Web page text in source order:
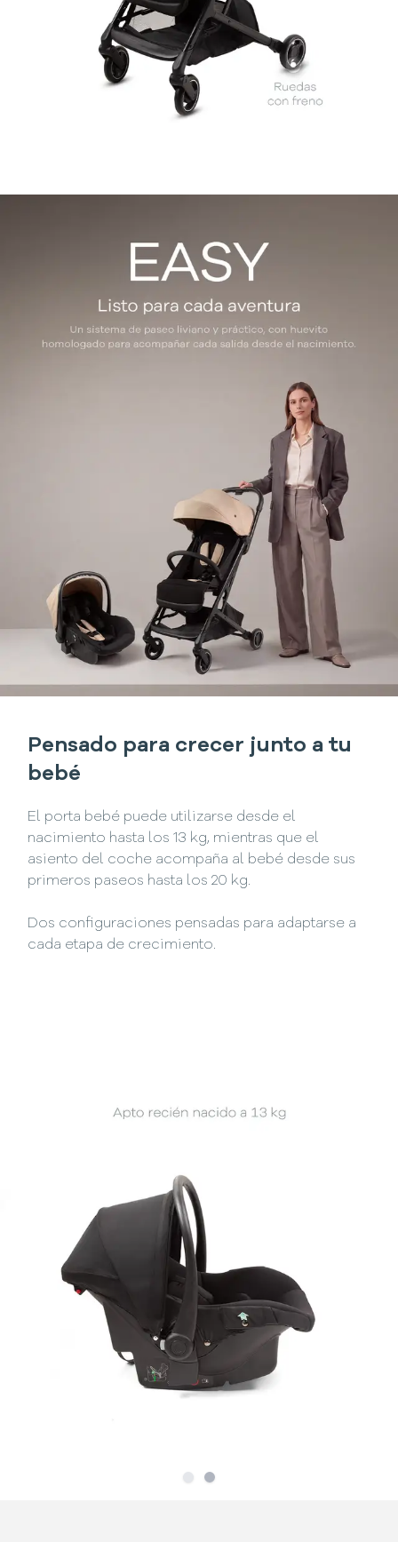
Pensado para crecer junto a tu
bebé
El porta bebé puede utilizarse desde el
nacimiento hasta los 13 kg, mientras que el
asiento del coche acompaña al bebé desde sus
primeros paseos hasta los 20 kg.
Dos configuraciones pensadas para adaptarse a
cada etapa de crecimiento.
SlideSlide